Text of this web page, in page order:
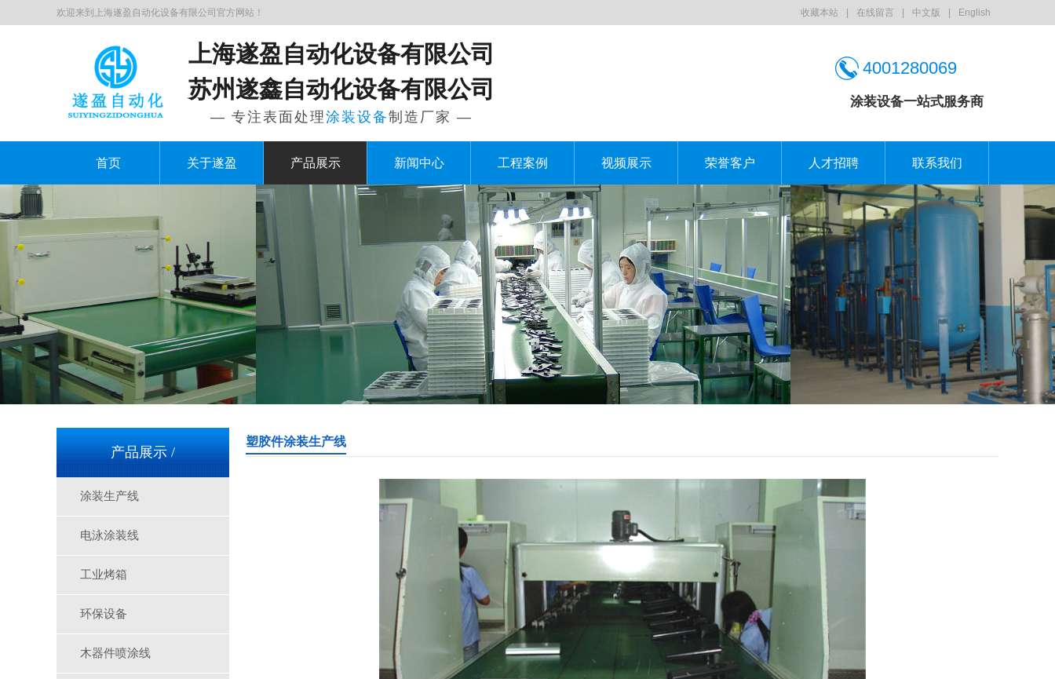
收藏本站 在线留言 中文版 English
欢迎来到上海遂盈自动化设备有限公司官方网站！
4001280069
涂装设备一站式服务商
上海遂盈自动化设备有限公司
苏州遂鑫自动化设备有限公司
— 专注表面处理涂装设备制造厂家 —
首页 关于遂盈 产品展示 新闻中心 工程案例 视频展示 荣誉客户 人才招聘 联系我们
产品展示 /
涂装生产线
电泳涂装线
工业烤箱
环保设备
木器件喷涂线
塑胶件涂装生产线